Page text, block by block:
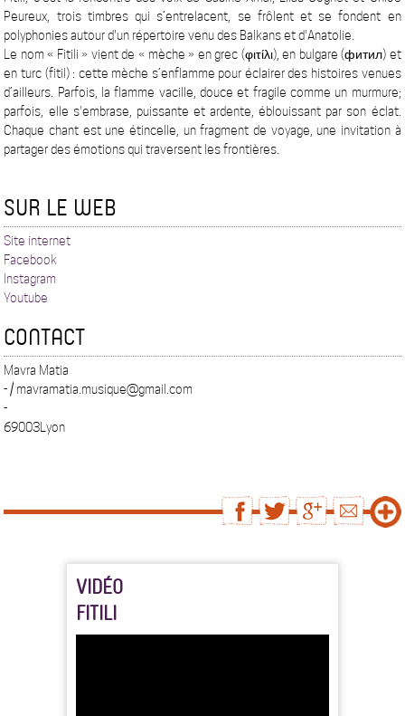
Peureux, trois timbres qui s’entrelacent, se frôlent et se fondent en
polyphonies autour d'un répertoire venu des Balkans et d'Anatolie.
Le nom « Fitili » vient de « mèche » en grec (φιτίλι), en bulgare (фитил) et
en turc (fitil) : cette mèche s’enflamme pour éclairer des histoires venues
d’ailleurs. Parfois, la flamme vacille, douce et fragile comme un murmure;
parfois, elle s'embrase, puissante et ardente, éblouissant par son éclat.
Chaque chant est une étincelle, un fragment de voyage, une invitation à
partager des émotions qui traversent les frontières.
SUR LE WEB
Site internet
Facebook
Instagram
Youtube
CONTACT
Mavra Matia
- / mavramatia.musique@gmail.com
-
69003Lyon
VIDÉO
FITILI